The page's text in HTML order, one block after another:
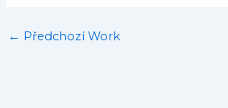
← Předchozí Work